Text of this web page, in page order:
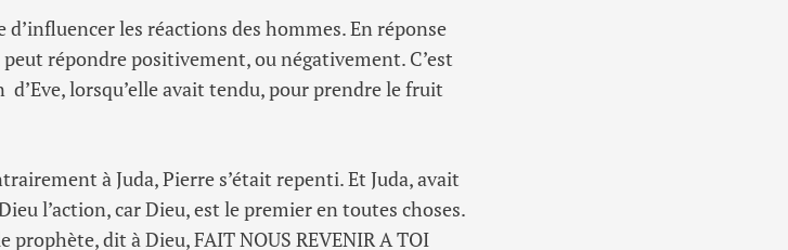
les réactions des hommes. En réponse
répondre positivement, ou négativement. C’est
d’Eve, lorsqu’elle avait tendu, pour prendre le fruit
à Juda, Pierre s’était repenti. Et Juda, avait
l’action, car Dieu, est le premier en toutes choses.
dit à Dieu, FAIT NOUS REVENIR A TOI